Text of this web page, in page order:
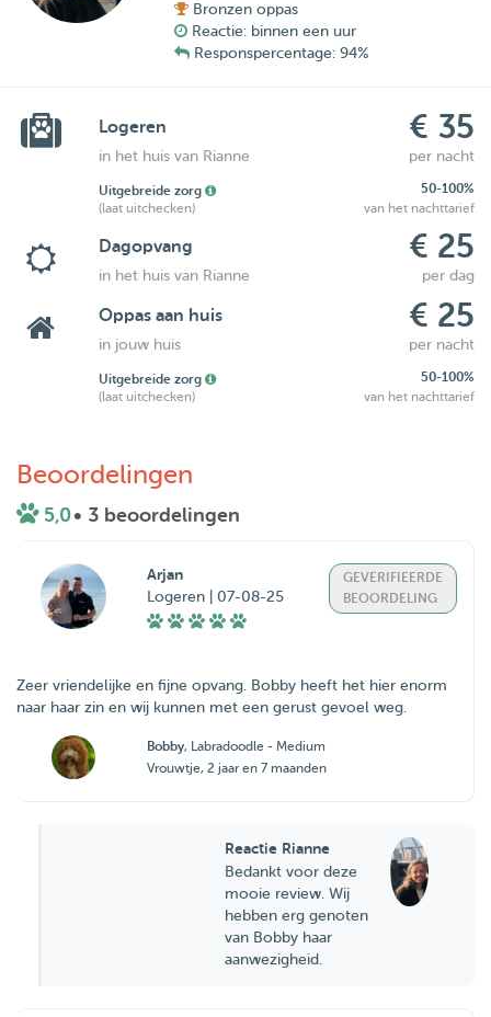
Bronzen oppas
Reactie: binnen een uur
Responspercentage: 94%
Logeren € 35
in het huis van Rianne per nacht
Uitgebreide zorg
50-100%
(laat uitchecken)
van het nachttarief
Dagopvang € 25
in het huis van Rianne per dag
Oppas aan huis € 25
in jouw huis per nacht
Uitgebreide zorg
50-100%
(laat uitchecken)
van het nachttarief
Beoordelingen
5,0• 3 beoordelingen
Arjan
Logeren | 07-08-25
GEVERIFIEERDE
BEOORDELING
Zeer vriendelijke en fijne opvang. Bobby heeft het hier enorm
naar haar zin en wij kunnen met een gerust gevoel weg.
Bobby, Labradoodle - Medium
Vrouwtje, 2 jaar en 7 maanden
Reactie Rianne
Bedankt voor deze
mooie review. Wij
hebben erg genoten
van Bobby haar
aanwezigheid.